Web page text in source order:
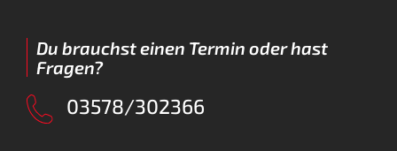
Du brauchst einen Termin oder hast
Fragen?
03578/302366